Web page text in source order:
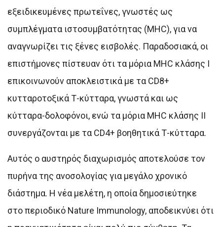
εξειδικευμένες πρωτεΐνες, γνωστές ως
συμπλέγματα ιστοσυμβατότητας (MHC), για να
αναγνωρίζει τις ξένες εισβολές. Παραδοσιακά, οι
επιστήμονες πίστευαν ότι τα μόρια MHC κλάσης I
επικοινωνούν αποκλειστικά με τα CD8+
κυτταροτοξικά Τ-κύτταρα, γνωστά και ως
κύτταρα-δολοφόνοι, ενώ τα μόρια MHC κλάσης II
συνεργάζονται με τα CD4+ βοηθητικά Τ-κύτταρα.
Αυτός ο αυστηρός διαχωρισμός αποτελούσε τον
πυρήνα της ανοσολογίας για μεγάλο χρονικό
διάστημα. Η νέα μελέτη, η οποία δημοσιεύτηκε
στο περιοδικό Nature Immunology, αποδεικνύει ότι